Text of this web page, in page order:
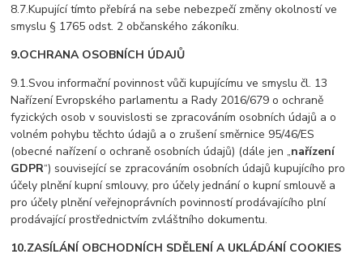
8.7.Kupující tímto přebírá na sebe nebezpečí změny okolností ve
smyslu § 1765 odst. 2 občanského zákoníku.
9.OCHRANA OSOBNÍCH ÚDAJŮ
9.1.Svou informační povinnost vůči kupujícímu ve smyslu čl. 13
Nařízení Evropského parlamentu a Rady 2016/679 o ochraně
fyzických osob v souvislosti se zpracováním osobních údajů a o
volném pohybu těchto údajů a o zrušení směrnice 95/46/ES
(obecné nařízení o ochraně osobních údajů) (dále jen „nařízení
GDPR“) související se zpracováním osobních údajů kupujícího pro
účely plnění kupní smlouvy, pro účely jednání o kupní smlouvě a
pro účely plnění veřejnoprávních povinností prodávajícího plní
prodávající prostřednictvím zvláštního dokumentu.
10.ZASÍLÁNÍ OBCHODNÍCH SDĚLENÍ A UKLÁDÁNÍ COOKIES